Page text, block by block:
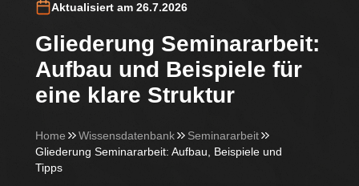
Aktualisiert am 26.7.2026
Gliederung Seminararbeit:
Aufbau und Beispiele für
eine klare Struktur
Home Wissensdatenbank
Seminararbeit
Gliederung Seminararbeit: Aufbau, Beispiele und
Tipps